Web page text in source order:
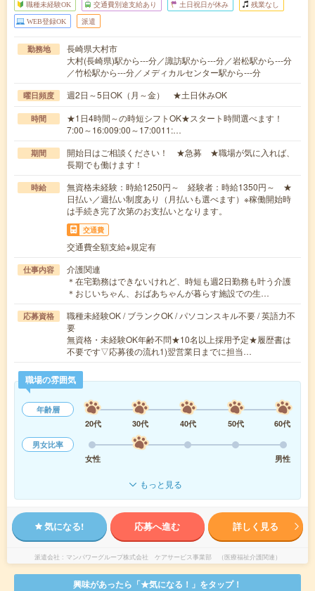
職種未経験OK 交通費別途支給あり 土日祝日が休み 残業なし
WEB登録OK 派遣
勤務地
長崎県大村市
大村(長崎県)駅から---分／諏訪駅から---分／岩松駅から---分
／竹松駅から---分／メディカルセンター駅から---分
曜日頻度 週2日～5日OK（月～金） ★土日休みOK
時間
★1日4時間～の時短シフトOK★スタート時間選べます！
7:00～16:009:00～17:0011:…
期間
開始日はご相談ください！ ★急募 ★職場が気に入れば、
長期でも働けます！
時給
無資格未経験：時給1250円～ 経験者：時給1350円～ ★
日払い／週払い制度あり（月払いも選べます）※稼働開始時
は手続き完了次第のお支払いとなります。
交通費
交通費全額支給※規定有
仕事内容
介護関連
＊在宅勤務はできないけれど、時短も週2日勤務も叶う介護
＊おじいちゃん、おばあちゃんが暮らす施設での生…
応募資格
職種未経験OK / ブランクOK / パソコンスキル不要 / 英語力不
要
無資格・未経験OK年齢不問★10名以上採用予定★履歴書は
不要です▽応募後の流れ1)翌営業日までに担当…
職場の雰囲気
年齢層
20代
30代 40代 50代
60代
男女比率
女性
男性
もっと見る
気になる! 応募へ進む 詳しく見る
派遣会社 マンパワーグループ株式会社 ケアサービス事業部 （医療福祉介護関連）
興味があったら「★気になる！」をタップ！